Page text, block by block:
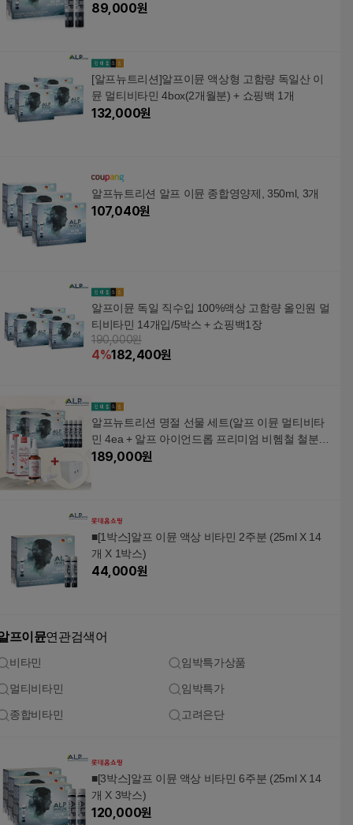
엽산
89,000원
[알프뉴트리션]알프이뮨 액상형 고함량 독일산 이
뮨 멀티비타민 4box(2개월분) + 쇼핑백 1개
132,000원
알프뉴트리션 알프 이뮨 종합영양제, 350ml, 3개
107,040원
알프이뮨 독일 직수입 100%액상 고함량 올인원 멀
티비타민 14개입/5박스 + 쇼핑백1장
190,000원
4%182,400원
알프뉴트리션 명절 선물 세트(알프 이뮨 멀티비타
민 4ea + 알프 아이언드롭 프리미엄 비헴철 철분제
2ea) +사은품(선물용 쇼핑백 2개 증정)(알프뉴트리
189,000원
■[1박스]알프 이뮨 액상 비타민 2주분 (25ml X 14
개 X 1박스)
44,000원
프이뮨연관검색어
비타민 임박특가상품
멀티비타민 임박특가
종합비타민 고려은단
■[3박스]알프 이뮨 액상 비타민 6주분 (25ml X 14
개 X 3박스)
120,000원